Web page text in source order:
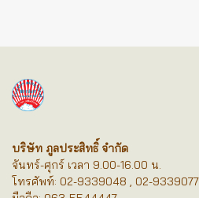
บริษัท ภูลประสิทธิ์ จำกัด
จันทร์-ศุกร์ เวลา 9.00-16.00 น.
โทรศัพท์: 02-9339048 , 02-9339077